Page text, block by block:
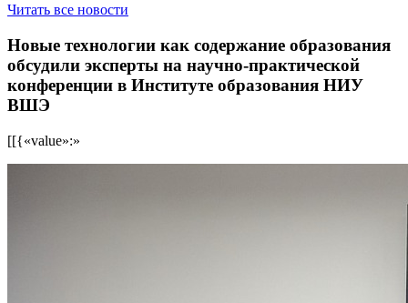
Читать все новости
Новые технологии как содержание образования
обсудили эксперты на научно-практической
конференции в Институте образования НИУ
ВШЭ
[[{«value»:»